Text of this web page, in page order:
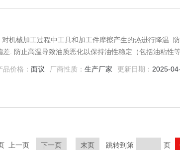
机械加工过程中工具和加工件摩擦产生的热进行降温.
. 防止高温导致油质恶化以保持油性稳定（包括油粘性等
品价格： 面议 厂商性质： 生产厂家 更新日期： 2025-
上一页 下一页 末页 跳转到第 页